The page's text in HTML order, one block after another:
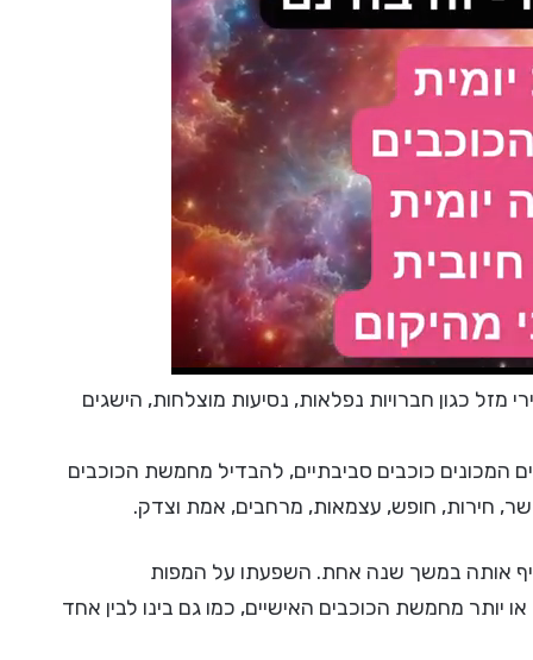
כגון חברויות נפלאות, נסיעות מוצלחות, הישגים
המכונים כוכבים סביבתיים, להבדיל מחמשת הכוכבים
חירות, חופש, עצמאות, מרחבים, אמת וצדק.
הארץ המקיף אותה במשך שנה אחת. השפעתו על המפות
יותר מחמשת הכוכבים האישיים, כמו גם בינו לבין אחד